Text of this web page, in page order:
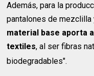
Además, para la
pantalones de
material base aporta
textiles, al ser fibras
biodegradables".